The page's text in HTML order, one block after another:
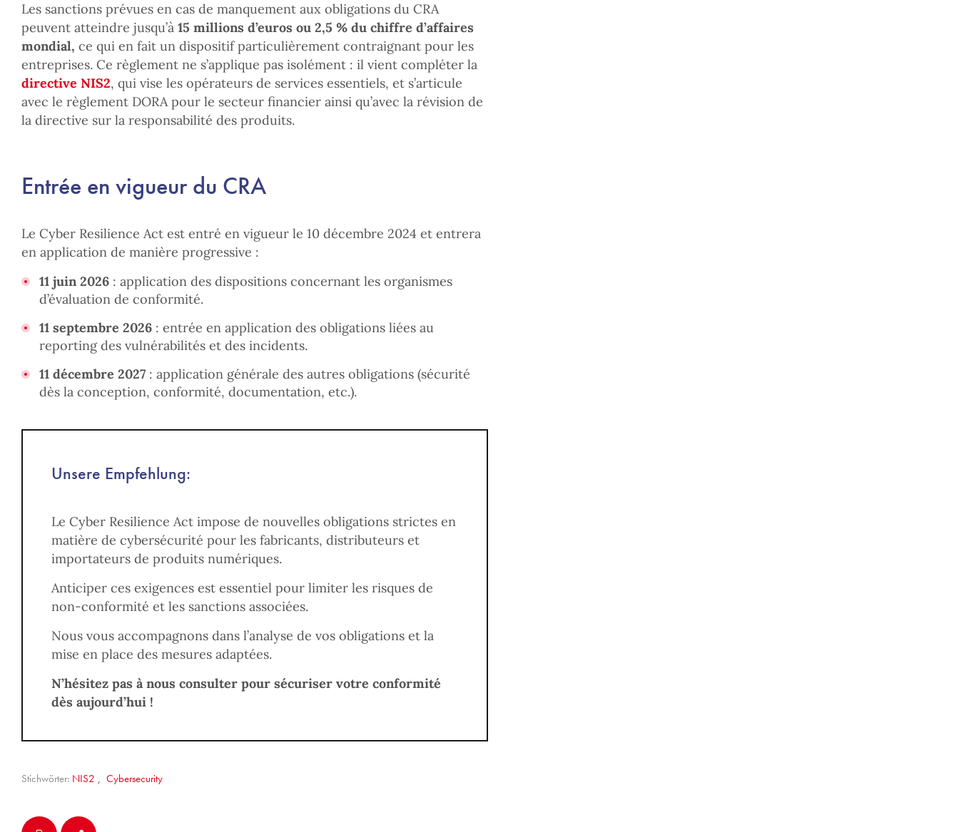
Les sanctions prévues en cas de manquement aux obligations du CRA
peuvent atteindre jusqu’à 15 millions d’euros ou 2,5 % du chiffre d’affaires
mondial, ce qui en fait un dispositif particulièrement contraignant pour les
entreprises. Ce règlement ne s’applique pas isolément : il vient compléter la
directive NIS2, qui vise les opérateurs de services essentiels, et s’articule
avec le règlement DORA pour le secteur financier ainsi qu’avec la révision de
la directive sur la responsabilité des produits.
Entrée en vigueur du CRA
Le Cyber Resilience Act est entré en vigueur le 10 décembre 2024 et entrera
en application de manière progressive :
11 juin 2026 : application des dispositions concernant les organismes
d’évaluation de conformité.
11 septembre 2026 : entrée en application des obligations liées au
reporting des vulnérabilités et des incidents.
11 décembre 2027 : application générale des autres obligations (sécurité
dès la conception, conformité, documentation, etc.).
Unsere Empfehlung:
Le Cyber Resilience Act impose de nouvelles obligations strictes en
matière de cybersécurité pour les fabricants, distributeurs et
importateurs de produits numériques.
Anticiper ces exigences est essentiel pour limiter les risques de
non-conformité et les sanctions associées.
Nous vous accompagnons dans l’analyse de vos obligations et la
mise en place des mesures adaptées.
N’hésitez pas à nous consulter pour sécuriser votre conformité
dès aujourd’hui !
Stichwörter: NIS2 , Cybersecurity